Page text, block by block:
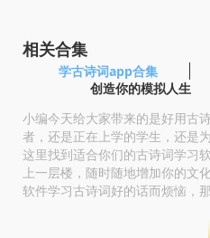
相关合集
学古诗词app合集
创造你的模拟人生
小编今天给大家带来的是好用古
者，还是正在上学的学生，还是
这里找到适合你们的古诗词学习
上一层楼，随时随地增加你的文
软件学习古诗词好的话而烦恼，